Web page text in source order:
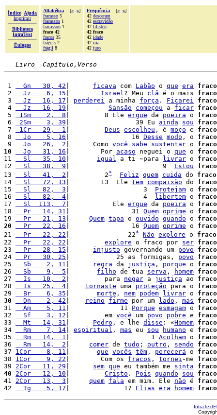
Índice
Ajuda
Imprimir
Biblioteca
IntraText
Èulogos
Alfabética [« »]
fracasso 5
fracassos 1
fracassou 1
fraco 42
fracos 35
frágeis 2
frágil 8
Freqüência [« »]
42 desceram
42 escravidão
42 filisteu
42 fraco
42 idade
42 iria
42 juro
Livro  Capítulo,Verso
1
  Gn   30, 42
ficava com Labão o que era
fraco
2
  Jz    6, 15
Israel? Meu clã é o mais fraco
3
  Jz   16, 17
perderei a minha força . Ficarei
fraco
4
  Jz   16, 19
Sansão começou a ficar fraco
5
1Sm    2,  8 |         8 Ele ergue da poeira o fraco
6
2Sm    3, 39 |                 39 Eu ainda sou
fraco
7
1Cr   29,  1 Deus escolheu , é moço e fraco
8
  Jo    5, 16
|                16 Desse modo , o fraco
9
  Jo   26,  2
|      Como você sabe sustentar o fraco
10
  Jo   31, 16
|        Por acaso neguei o que o fraco
11
  Sl   35, 10
igual a ti ~para livrar o fraco
12
  Sl   38,  9
|                        9 Estou
fraco
13
  Sl   41,  2
|         2* Feliz quem cuida do fraco
14
  Sl   72, 13
|        13  Ele tem compaixão do fraco
15
  Sl   82,  3
|                   3 Protejam o fraco
16
  Sl   82,  4
|                   4 libertem o fraco
17
  Sl  113,  7
|           Ele ergue da poeira o fraco
18
  Pr   14, 31
|                31 Quem oprime o fraco
19
  Pr   21, 13
Quem tapa o ouvido quando o fraco
20
  Pr   22, 16
|                16 Quem oprime o fraco
21
  Pr   22, 22
|               22* Não explore o fraco
22
  Pr   22, 22
explore o fraco por ser fraco
23
  Pr   28, 15
injusto governando um povo
fraco
24
  Pr   30, 25
|            25 as formigas, povo
fraco
25
  Sb    2, 11
regra da justiça , porque o fraco
26
  Sb    9,  5
filho de tua serva , homem fraco
27
  Is   10,  2
|         para negar a justiça ao fraco
28
  Is   25,  4
tornaste uma proteção para o fraco
29
  Br    6, 35
morte , nem podem livrar o fraco
30
  Dn    2, 42
reino firme por um lado , mas
fraco
31
  Am    5, 11
|             11 Porque esmagam o fraco
32
  Sf    3, 12
|         em você um povo pobre e fraco
33
  Mt   14, 31
Pedro , e lhe disse : «Homem fraco
34
  Rm    7, 14
espiritual , mas eu sou humano e fraco
35
  Rm   14,  1
|                     1 Acolham o fraco
36
  Rm   14,  2
comer de tudo ; outro , sendo
fraco
37 1Cor    8, 11 que vocês têm , perecerá o fraco
38 1Cor    9, 22 |        Com os fracos , tornei -me fraco
39 2Cor   11, 29 sem que eu também me sinta
fraco
40
2Cor   12, 10 Cristo . Pois quando sou
fraco
41 2Cor   13,  3 quem fala em mim. Ele não é fraco
42
  Tg    5, 17
|              17 Elias era homem fraco
IntraText®